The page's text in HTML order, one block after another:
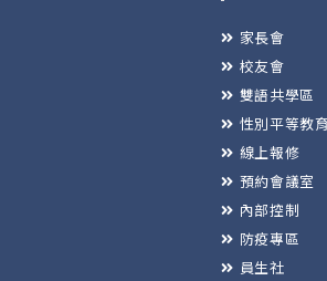
家長會
校友會
雙語共學區
性別平等教育
線上報修
預約會議室
內部控制
防疫專區
員生社